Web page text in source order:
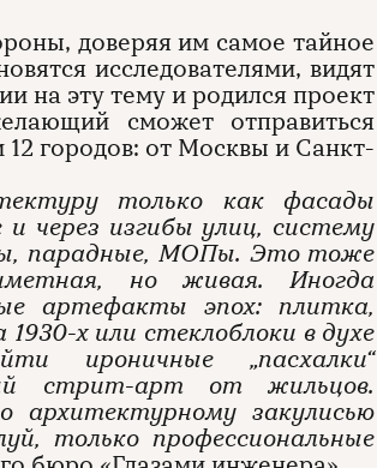
доверяя им самое тайное
исследователями, видят
на эту тему и родился проект
сможет отправиться
городов: от Москвы и Санкт-
только как фасады
через изгибы улиц, систему
парадные, МОПы. Это тоже
но живая. Иногда
артефакты эпох: плитка,
х или стеклоблоки в духе
ироничные „пасхалки“
стрит-арт от жильцов.
архитектурному закулисью
только профессиональные